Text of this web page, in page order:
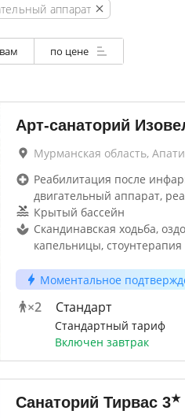
аппарат
по цене
Арт-санаторий
Мурманская область,
Реабилитация после
двигательный аппарат,
Крытый бассейн
Скандинавская ходьба,
капельницы, стоунтерапия
Моментальное
×2 Стандарт
Стандартный тариф
Включен завтрак
Санаторий Тирвас 3★